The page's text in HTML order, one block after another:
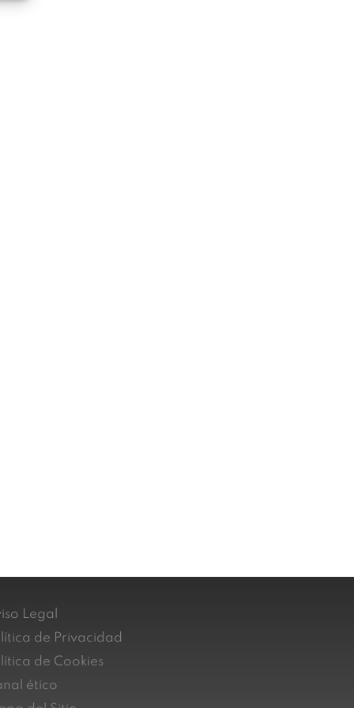
Legal
de Privacidad
de Cookies
ético